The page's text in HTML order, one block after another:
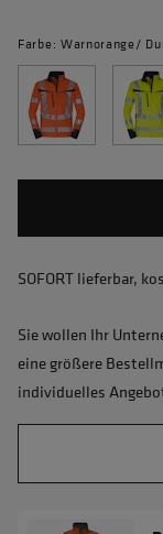
Farbe: Warnorange/
SOFORT lieferbar,
Sie wollen Ihr
eine größere
individuelles